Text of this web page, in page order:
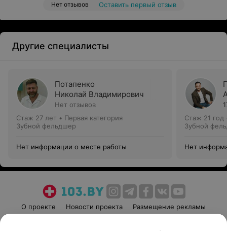
Нет отзывов Оставить первый отзыв
Другие специалисты
Потапенко
Николай Владимирович
Нет отзывов
Стаж 27 лет • Первая категория
Зубной фельдшер
Нет информации о месте работы
Стаж 21 год
Зубной
Нет
О проекте Новости проекта
Размещение рекламы